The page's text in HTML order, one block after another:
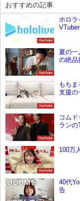
おすすめの記事
YouTube
ホロラ
YouTube
夏の一
の絶品
YouTube
もち
支援の
YouTube
コム
ランの
YouTube
100万
40代
告